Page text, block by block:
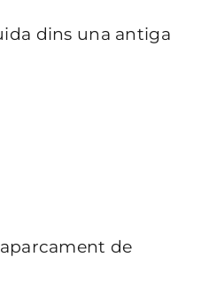
dins una antiga
de